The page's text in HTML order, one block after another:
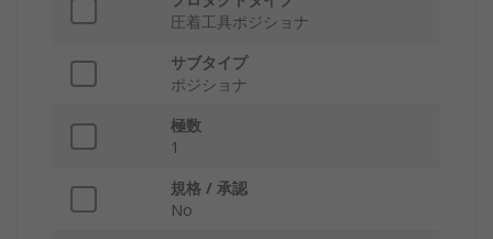
圧着工具ポジショナ
サブタイプ
ポジショナ
極数
1
規格 / 承認
No